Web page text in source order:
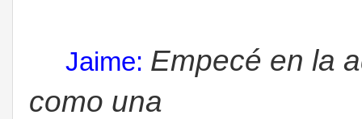
Jaime: Empecé en la
como una